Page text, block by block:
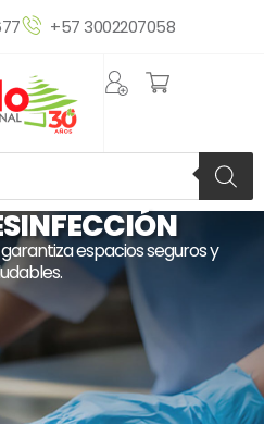
+57 3002207058
espacios seguros y